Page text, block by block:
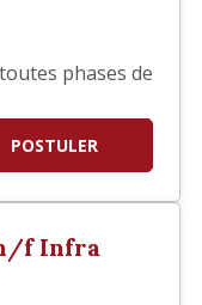
phases de
POSTULER
f Infra